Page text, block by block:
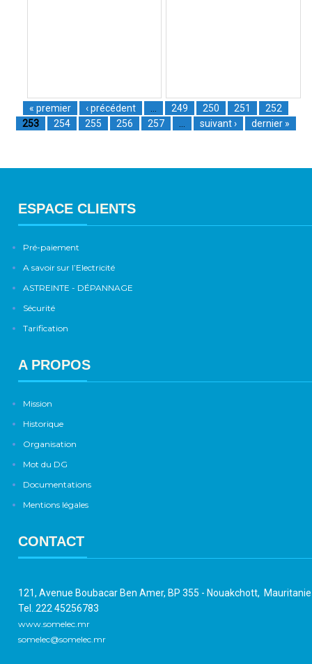
« premier ‹ précédent 249 250 251
252
253
254 255 256 257 suivant › dernier »
ESPACE CLIENTS
Pré-paiement
A savoir sur l’Electricité
ASTREINTE - DÉPANNAGE
Sécurité
Tarification
A PROPOS
Mission
Historique
Organisation
Mot du DG
Documentations
Mentions légales
CONTACT
121, Avenue Boubacar Ben Amer, BP 355 - Nouakchott,
Tel. 222 45256783
www.somelec.mr
somelec@somelec.mr